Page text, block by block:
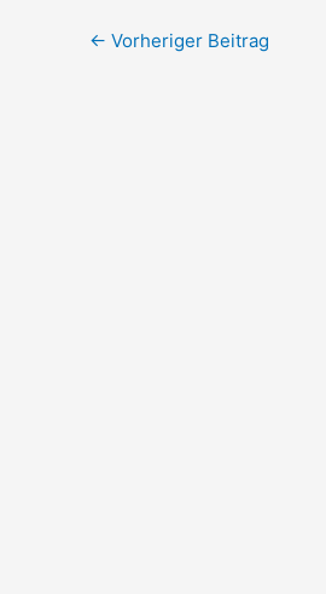
← Vorheriger Beitrag